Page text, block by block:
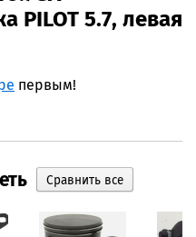
PILOT 5.7, левая
первым!